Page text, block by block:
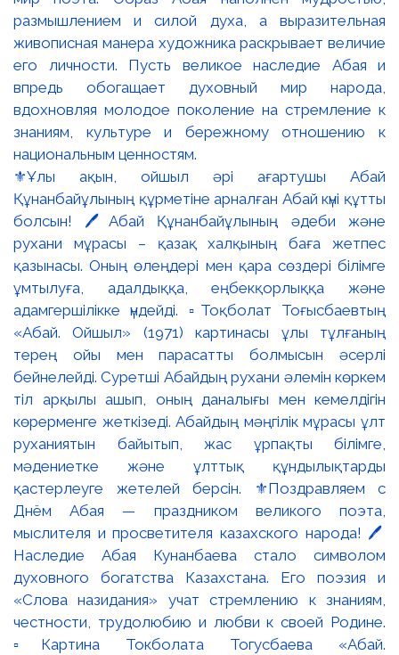
⚜️Ұлы ақын, ойшыл әрі ағартушы Абай
Құнанбайұлының құрметіне арналған Абай күні құтты
болсын! 🖊️Абай Құнанбайұлының әдеби және
рухани мұрасы – қазақ халқының баға жетпес
қазынасы. Оның өлеңдері мен қара сөздері білімге
ұмтылуға, адалдыққа, еңбекқорлыққа және
адамгершілікке үндейді. ▫️Тоқболат Тоғысбаевтың
«Абай. Ойшыл» (1971) картинасы ұлы тұлғаның
терең ойы мен парасатты болмысын әсерлі
бейнелейді. Суретші Абайдың рухани әлемін көркем
тіл арқылы ашып, оның даналығы мен кемелдігін
көрерменге жеткізеді. Абайдың мәңгілік мұрасы ұлт
руханиятын байытып, жас ұрпақты білімге,
мәдениетке және ұлттық құндылықтарды
қастерлеуге жетелей берсін. ⚜️Поздравляем с
Днём Абая — праздником великого поэта,
мыслителя и просветителя казахского народа! 🖊️
Наследие Абая Кунанбаева стало символом
духовного богатства Казахстана. Его поэзия и
«Слова назидания» учат стремлению к знаниям,
честности, трудолюбию и любви к своей Родине.
▫️Картина Токболата Тогусбаева «Абай.